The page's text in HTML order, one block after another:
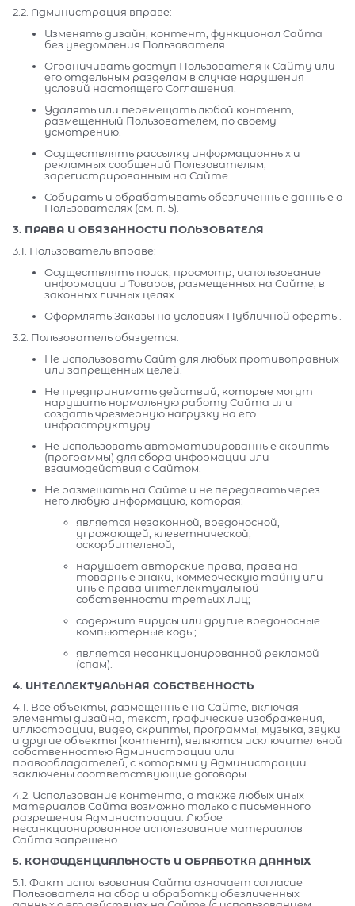
2.2. Администрация вправе:
Изменять дизайн, контент, функционал Сайта
без уведомления Пользователя.
Ограничивать доступ Пользователя к Сайту или
его отдельным разделам в случае нарушения
условий настоящего Соглашения.
Удалять или перемещать любой контент,
размещенный Пользователем, по своему
усмотрению.
Осуществлять рассылку информационных и
рекламных сообщений Пользователям,
зарегистрированным на Сайте.
Собирать и обрабатывать обезличенные данные о
Пользователях (см. п. 5).
3. ПРАВА И ОБЯЗАННОСТИ ПОЛЬЗОВАТЕЛЯ
3.1. Пользователь вправе:
Осуществлять поиск, просмотр, использование
информации и Товаров, размещенных на Сайте, в
законных личных целях.
Оформлять Заказы на условиях Публичной оферты.
3.2. Пользователь обязуется:
Не использовать Сайт для любых противоправных
или запрещенных целей.
Не предпринимать действий, которые могут
нарушить нормальную работу Сайта или
создать чрезмерную нагрузку на его
инфраструктуру.
Не использовать автоматизированные скрипты
(программы) для сбора информации или
взаимодействия с Сайтом.
Не размещать на Сайте и не передавать через
него любую информацию, которая:
является незаконной, вредоносной,
угрожающей, клеветнической,
оскорбительной;
нарушает авторские права, права на
товарные знаки, коммерческую тайну или
иные права интеллектуальной
собственности третьих лиц;
содержит вирусы или другие вредоносные
компьютерные коды;
является несанкционированной рекламой
(спам).
4. ИНТЕЛЛЕКТУАЛЬНАЯ СОБСТВЕННОСТЬ
4.1. Все объекты, размещенные на Сайте, включая
элементы дизайна, текст, графические изображения,
иллюстрации, видео, скрипты, программы, музыка, звуки
и другие объекты (контент), являются исключительной
собственностью Администрации или
правообладателей, с которыми у Администрации
заключены соответствующие договоры.
4.2. Использование контента, а также любых иных
материалов Сайта возможно только с письменного
разрешения Администрации. Любое
несанкционированное использование материалов
Сайта запрещено.
5. КОНФИДЕНЦИАЛЬНОСТЬ И ОБРАБОТКА ДАННЫХ
5.1. Факт использования Сайта означает согласие
Пользователя на сбор и обработку обезличенных